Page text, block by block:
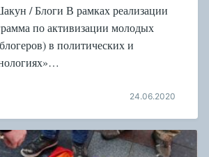
/ Блоги В рамках реализации
по активизации молодых
в политических и
24.06.2020